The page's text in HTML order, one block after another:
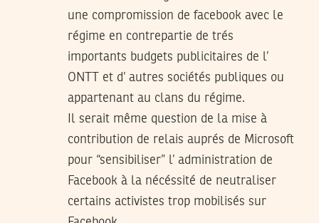
une compromission de facebook avec le
régime en contrepartie de trés
importants budgets publicitaires de l’
ONTT et d’ autres sociétés publiques ou
appartenant au clans du régime.
Il serait même question de la mise à
contribution de relais auprés de Microsoft
pour “sensibiliser” l’ administration de
Facebook à la nécéssité de neutraliser
certains activistes trop mobilisés sur